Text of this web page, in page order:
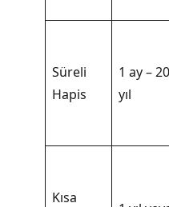
Süreli
Hapis
1 ay – 20
yıl
Kısa